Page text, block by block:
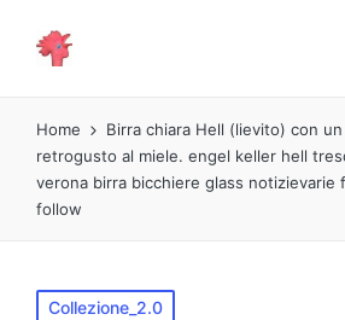
Home
Birra chiara Hell (lievito) con
retrogusto al miele. engel keller hell
verona birra bicchiere glass notizievarie
follow
Pubblicato
Collezione_2.0